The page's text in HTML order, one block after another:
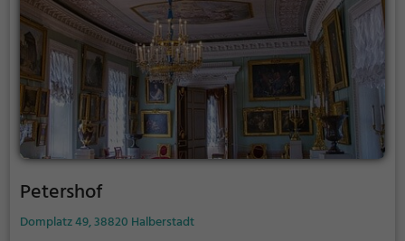
Petershof
Domplatz 49, 38820 Halberstadt